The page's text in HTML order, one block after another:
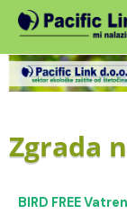
Skip
content
Zgrada
BIRD FREE